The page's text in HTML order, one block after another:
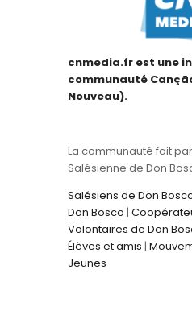
cnmedia.fr est une
communauté
Nouveau).
La communauté fait
Salésienne de Don
Salésiens de Don
Don Bosco |
Volontaires de Don
Élèves et amis |
Jeunes